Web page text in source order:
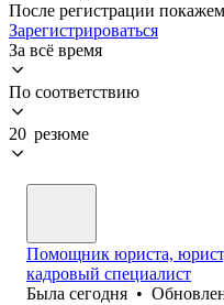
После регистрации
Зарегистрироваться
За всё время
По соответствию
20 резюме
Помощник юриста,
кадровый специалист
Была сегодня •